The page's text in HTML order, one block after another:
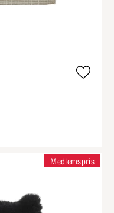
Medlemspris